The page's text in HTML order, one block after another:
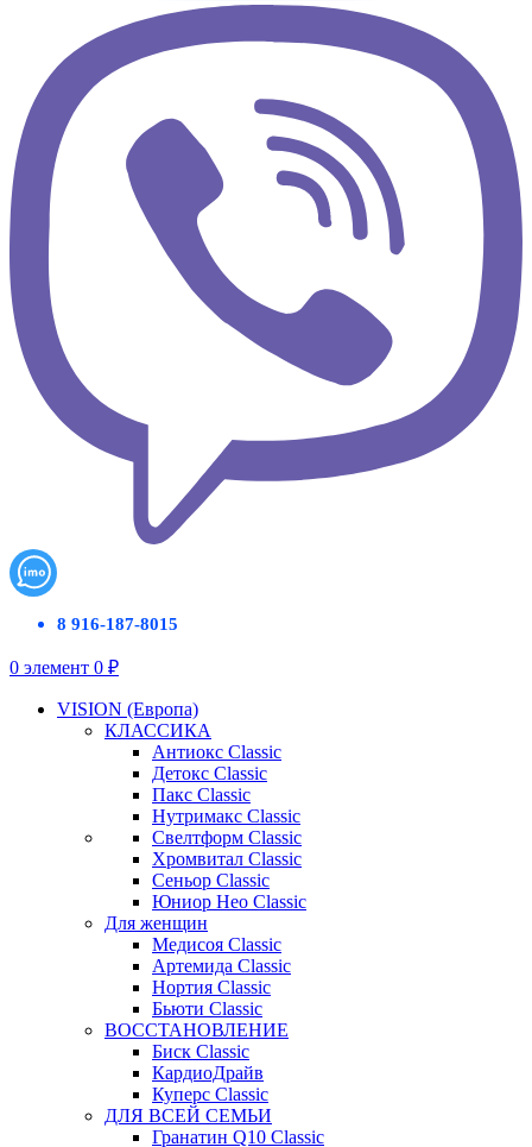
8 916-187-8015
0 элемент 0 ₽
VISION (Европа)
КЛАССИКА
Антиокс Classic
Детокс Classic
Пакс Classic
Нутримакс Classic
Свелтформ Classic
Хромвитал Classic
Сеньор Classic
Юниор Нео Classic
Для женщин
Медисоя Classic
Артемида Classic
Нортия Classic
Бьюти Classic
ВОССТАНОВЛЕНИЕ
Биск Classic
КардиоДрайв
Куперс Classic
ДЛЯ ВСЕЙ СЕМЬИ
Гранатин Q10 Classic